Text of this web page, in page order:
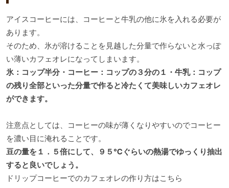
アイスコーヒーには、コーヒーと牛乳の他に氷を入れる必要が
あります。
そのため、氷が溶けることを見越した分量で作らないと水っぽ
い薄いカフェオレになってしまいます。
氷：コップ半分・コーヒー：コップの３分の１・牛乳：コップ
の残り全部といった分量で作ると冷たくて美味しいカフェオレ
ができます。
注意点としては、コーヒーの味が薄くなりやすいのでコーヒー
を濃い目に淹れることです。
豆の量を１．５倍にして、９５℃ぐらいの熱湯でゆっくり抽出
すると良いでしょう。
ドリップコーヒーでのカフェオレの作り方はこちら